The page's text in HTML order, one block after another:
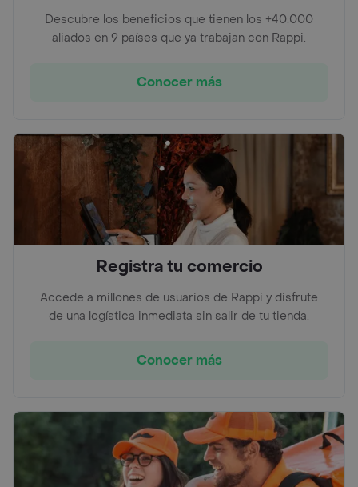
Descubre los beneficios que tienen los +40.000
aliados en 9 países que ya trabajan con Rappi.
Conocer más
Registra tu comercio
Accede a millones de usuarios de Rappi y disfrute
de una logística inmediata sin salir de tu tienda.
Conocer más